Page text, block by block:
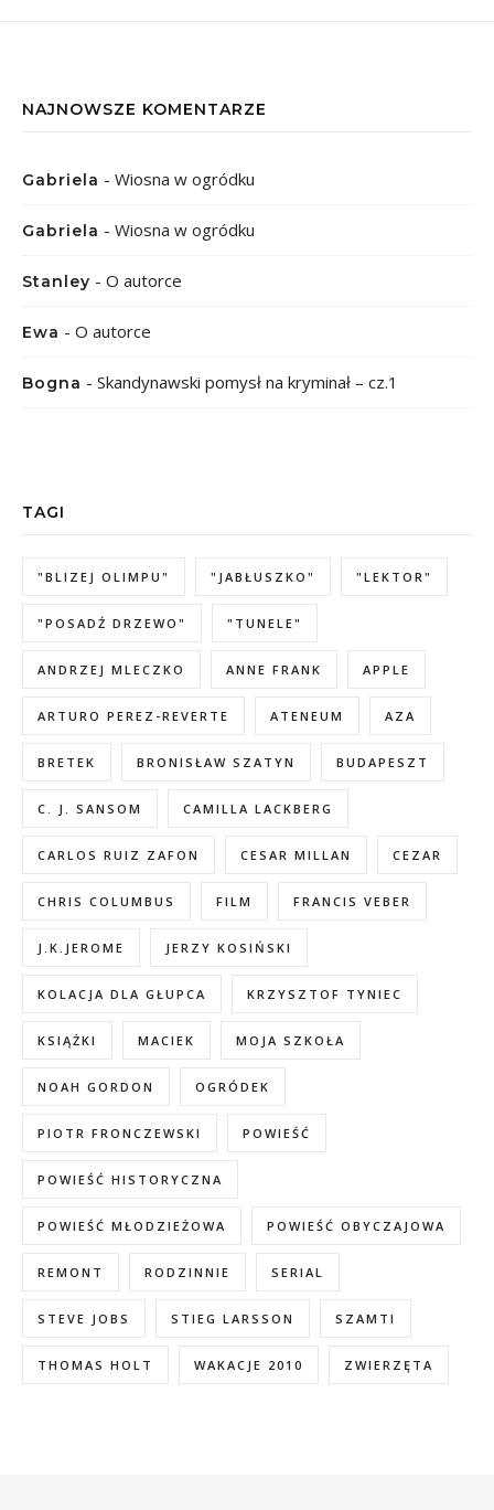
NAJNOWSZE KOMENTARZE
Gabriela - Wiosna w ogródku
Gabriela - Wiosna w ogródku
Stanley - O autorce
Ewa - O autorce
Bogna - Skandynawski pomysł na kryminał – cz.1
TAGI
"BLIZEJ OLIMPU" "JABŁUSZKO" "LEKTOR"
"POSADŹ DRZEWO" "TUNELE"
ANDRZEJ MLECZKO ANNE FRANK APPLE
ARTURO PEREZ-REVERTE ATENEUM AZA
BRETEK BRONISŁAW SZATYN BUDAPESZT
C. J. SANSOM CAMILLA LACKBERG
CARLOS RUIZ ZAFON CESAR MILLAN CEZAR
CHRIS COLUMBUS FILM FRANCIS VEBER
J.K.JEROME JERZY KOSIŃSKI
KOLACJA DLA GŁUPCA KRZYSZTOF TYNIEC
KSIĄŻKI MACIEK MOJA SZKOŁA
NOAH GORDON OGRÓDEK
PIOTR FRONCZEWSKI POWIEŚĆ
POWIEŚĆ HISTORYCZNA
POWIEŚĆ MŁODZIEŻOWA POWIEŚĆ OBYCZAJOWA
REMONT RODZINNIE SERIAL
STEVE JOBS STIEG LARSSON SZAMTI
THOMAS HOLT WAKACJE 2010 ZWIERZĘTA